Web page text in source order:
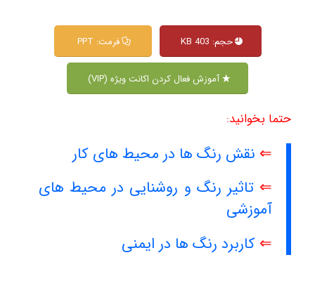
حجم: 403 KB فرمت: PPT
آموزش فعال کردن اکانت ویژه (VIP)
حتما بخوانید:
⇐ نقش رنگ ها در محیط های کار
⇐ تاثیر رنگ و روشنایی در محیط های
آموزشی
⇐ کاربرد رنگ ها در ایمنی